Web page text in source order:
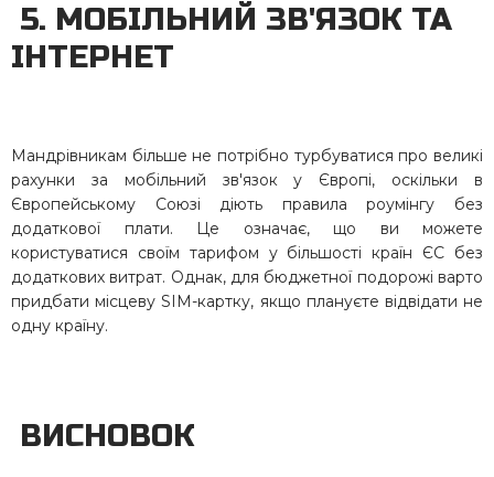
5. МОБІЛЬНИЙ ЗВ'ЯЗОК ТА
ІНТЕРНЕТ
Мандрівникам більше не потрібно турбуватися про великі
рахунки за мобільний зв'язок у Європі, оскільки в
Європейському Союзі діють правила роумінгу без
додаткової плати. Це означає, що ви можете
користуватися своїм тарифом у більшості країн ЄС без
додаткових витрат. Однак, для бюджетної подорожі варто
придбати місцеву SIM-картку, якщо плануєте відвідати не
одну країну.
ВИСНОВОК